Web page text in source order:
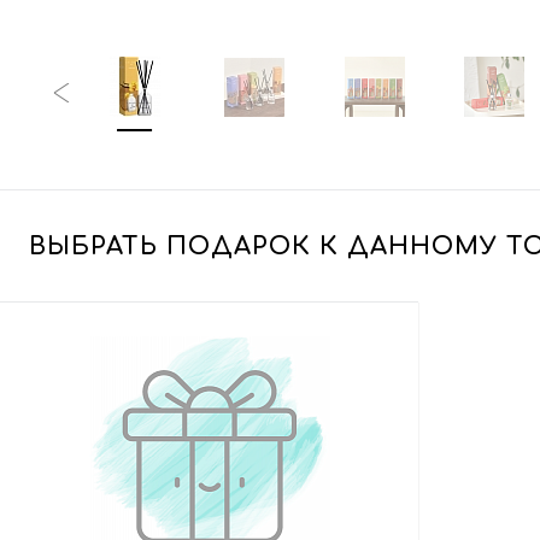
ВЫБРАТЬ ПОДАРОК К ДАННОМУ